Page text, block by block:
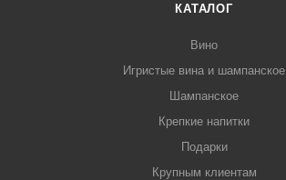
КАТАЛОГ
Вино
Игристые вина и шампанское
Шампанское
Крепкие напитки
Подарки
Крупным клиентам